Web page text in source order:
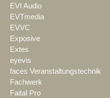
EVI Audio
EVTmedia
EVVC
Exposive
Extes
eyevis
faces Veranstaltungstechnik
Fachwerk
Faital Pro